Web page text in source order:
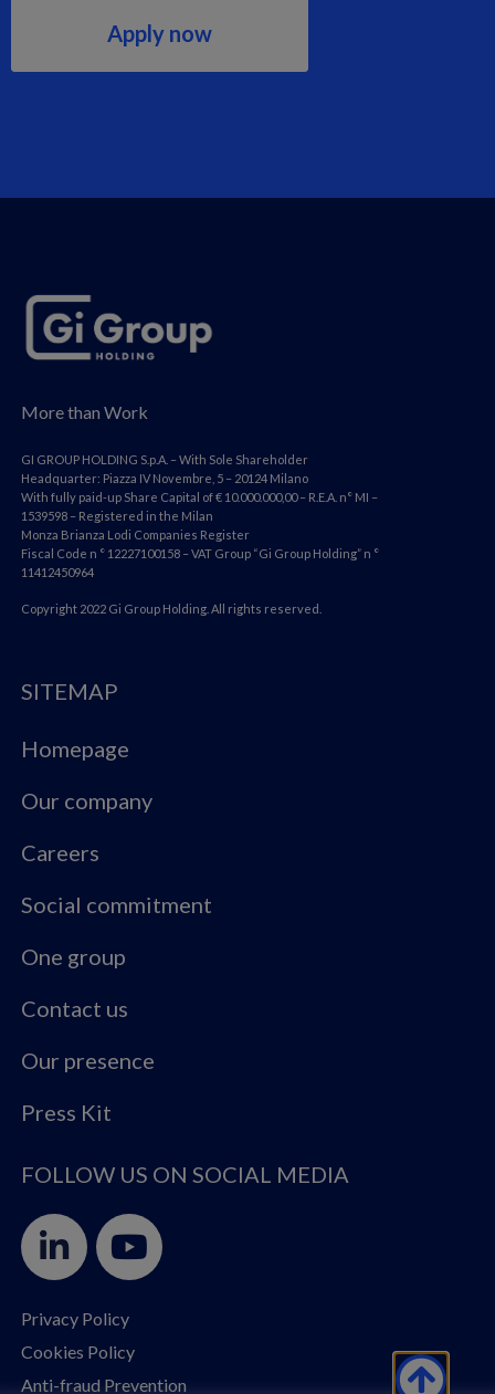
More than Work
GI GROUP HOLDING S.p.A. – With Sole Shareholder
Headquarter: Piazza IV Novembre, 5 – 20124 Milano
With fully paid-up Share Capital of € 10.000.000,00 – R.E.A. n° MI –
1539598 – Registered in the Milan
Monza Brianza Lodi Companies Register
Fiscal Code n ° 12227100158 – VAT Group “Gi Group Holding” n °
11412450964
Copyright 2022 Gi Group Holding. All rights reserved.
SITEMAP
Homepage
Our company
Careers
Social commitment
One group
Contact us
Our presence
Press Kit
FOLLOW US ON SOCIAL MEDIA
Privacy Policy
Cookies Policy
Anti-fraud Prevention